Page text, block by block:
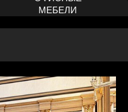
МЕБЕЛИ